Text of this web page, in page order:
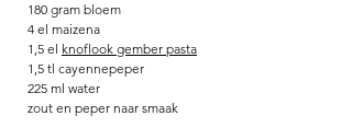
180 gram bloem
4 el maizena
1,5 el knoflook gember pasta
1,5 tl cayennepeper
225 ml water
zout en peper naar smaak